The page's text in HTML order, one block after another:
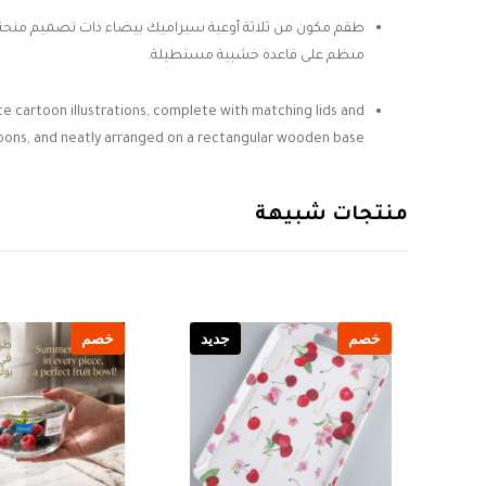
طقم مكون من ثلاثة أوعية سيراميك بيضاء ذات تصميم
منظم على قاعدة خشبية مستطيلة.
cartoon illustrations, complete with matching lids and
and neatly arranged on a rectangular wooden base.
منتجات شبيهة
خصم جديد خصم